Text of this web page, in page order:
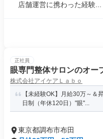
店舗運営に携わった経験...
正社員
眼専門整体サロンのオー
株式会社アイケアＬａｂｏ
【未経験OK】月給30万～＆
日制（年休120日）"眼"...
東京都調布市布田